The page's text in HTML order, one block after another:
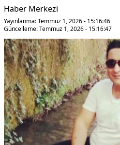
Haber Merkezi
Yayınlanma: Temmuz 1, 2026 - 15:16:46
Güncelleme: Temmuz 1, 2026 - 15:16:47